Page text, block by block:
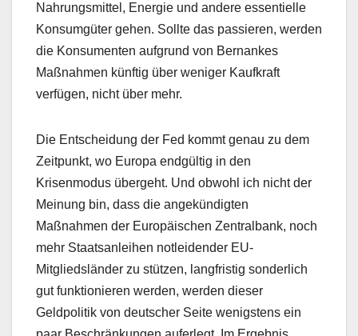
Nahrungsmittel, Energie und andere essentielle
Konsumgüter gehen. Sollte das passieren, werden
die Konsumenten aufgrund von Bernankes
Maßnahmen künftig über weniger Kaufkraft
verfügen, nicht über mehr.
Die Entscheidung der Fed kommt genau zu dem
Zeitpunkt, wo Europa endgültig in den
Krisenmodus übergeht. Und obwohl ich nicht der
Meinung bin, dass die angekündigten
Maßnahmen der Europäischen Zentralbank, noch
mehr Staatsanleihen notleidender EU-
Mitgliedsländer zu stützen, langfristig sonderlich
gut funktionieren werden, werden dieser
Geldpolitik von deutscher Seite wenigstens ein